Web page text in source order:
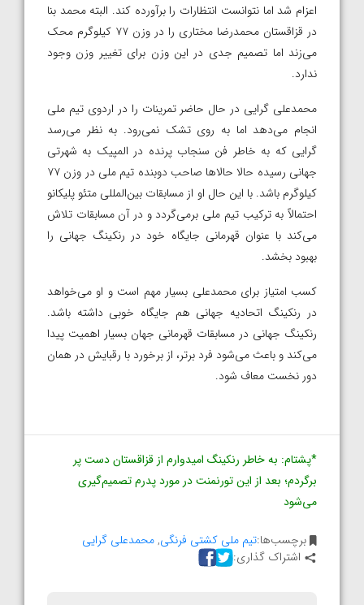
اعزام شد اما نتوانست انتظارات را برآورده کند. البته محمد بنا
در قزاقستان محمدرضا مختاری را در وزن ۷۷ کیلوگرم محک
می‌زند اما تصمیم جدی در این وزن برای تغییر وزن وجود
ندارد.
محمدعلی‌ گرایی در حال حاضر تمرینات را در اردوی تیم ملی
انجام می‌دهد اما به روی تشک نمی‌رود.‌ به نظر می‌رسد
گرایی که به خاطر فن سنجاب پرنده در المپیک به شهرتی
جهانی رسیده حالا حالاها صاحب دوبنده تیم ملی در وزن ۷۷
کیلوگرم باشد. با این‌ حال او از مسابقات بین‌المللی متئو پلیکانو
احتمالاً به ترکیب تیم ملی برمی‌گردد و در آن مسابقات تلاش
می‌کند با عنوان قهرمانی جایگاه خود در رنکینگ جهانی را
بهبود بخشد.
کسب امتیاز برای محمدعلی بسیار مهم است و او می‌خواهد
در رنکینگ اتحادیه جهانی هم جایگاه خوبی داشته باشد.
رنکینگ جهانی در مسابقات قهرمانی جهان بسیار اهمیت پیدا
می‌کند و باعث می‌شود فرد برتر، از برخورد با رقبایش در همان
دور نخست معاف شود.
*پشتام: به خاطر رنکینگ امیدوارم از قزاقستان دست پر
برگردم؛ بعد از این تورنمنت در مورد پدرم تصمیم‌گیری
می‌شود
برچسب‌ها:تیم ملی کشتی فرنگی,محمدعلی گرایی
اشتراک گذاری: